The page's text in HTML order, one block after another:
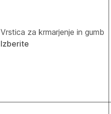
Vrstica za krmarjenje in gumb
Izberite